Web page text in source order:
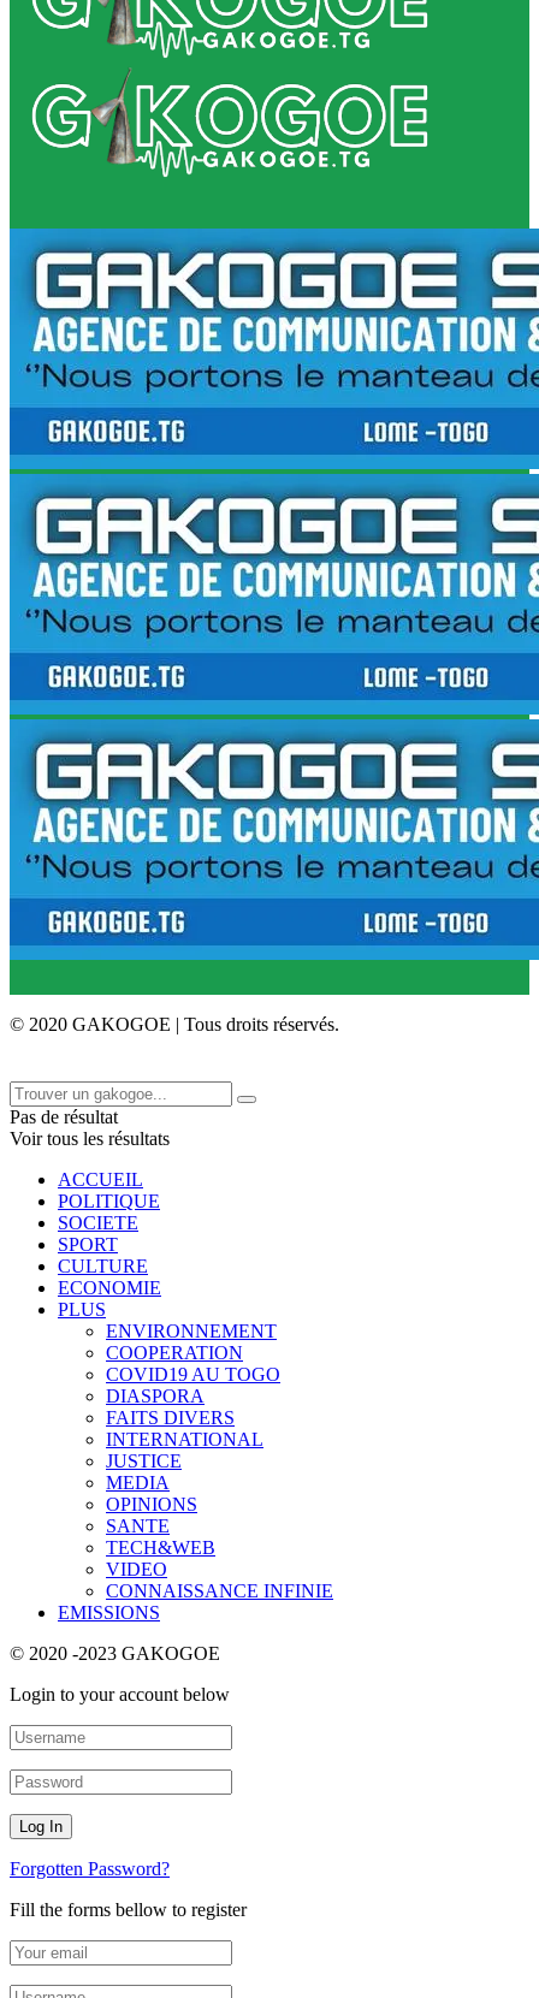
© 2020 GAKOGOE | Tous droits réservés.
Pas de résultat
Voir tous les résultats
ACCUEIL
POLITIQUE
SOCIETE
SPORT
CULTURE
ECONOMIE
PLUS
ENVIRONNEMENT
COOPERATION
COVID19 AU TOGO
DIASPORA
FAITS DIVERS
INTERNATIONAL
JUSTICE
MEDIA
OPINIONS
SANTE
TECH&WEB
VIDEO
CONNAISSANCE INFINIE
EMISSIONS
© 2020 -2023 GAKOGOE
Login to your account below
Forgotten Password?
Fill the forms bellow to register